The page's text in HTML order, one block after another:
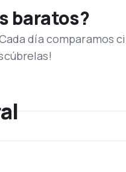
baratos?
día comparamos